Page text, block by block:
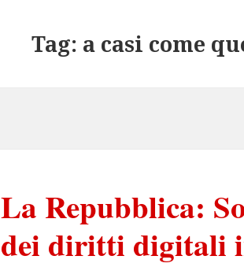
Tag: a casi come
La Repubblica:
dei diritti digitali